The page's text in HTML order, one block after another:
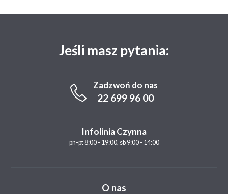
Jeśli masz pytania:
Zadzwoń do nas
22 699 96 00
Infolinia Czynna
pn-pt 8:00 - 19:00, sb 9:00 - 14:00
O nas